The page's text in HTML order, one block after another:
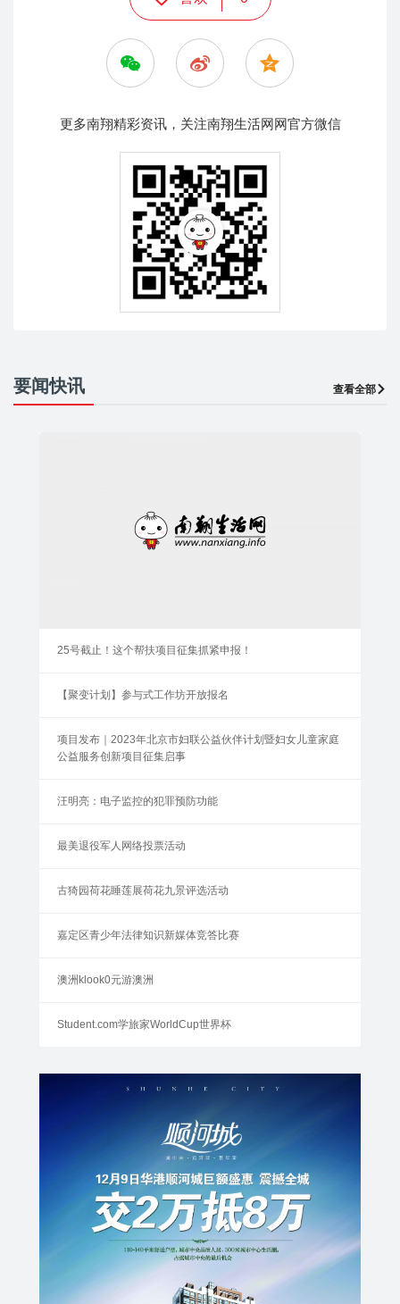
更多南翔精彩资讯，关注南翔生活网网官方微信
要闻快讯 查看全部
25号截止！这个帮扶项目征集抓紧申报！
【聚变计划】参与式工作坊开放报名
项目发布｜2023年北京市妇联公益伙伴计划暨妇女儿童家庭
公益服务创新项目征集启事
汪明亮：电子监控的犯罪预防功能
最美退役军人网络投票活动
古猗园荷花睡莲展荷花九景评选活动
嘉定区青少年法律知识新媒体竞答比赛
澳洲klook0元游澳洲
Student.com学旅家WorldCup世界杯